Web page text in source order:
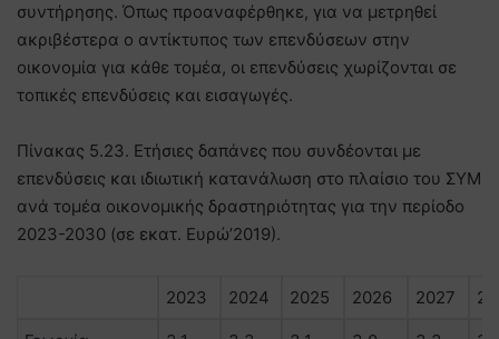
συντήρησης. Όπως προαναφέρθηκε, για να μετρηθεί
ακριβέστερα ο αντίκτυπος των επενδύσεων στην
οικονομία για κάθε τομέα, οι επενδύσεις χωρίζονται σε
τοπικές επενδύσεις και εισαγωγές.
Πίνακας 5.23. Ετήσιες δαπάνες που συνδέονται με
επενδύσεις και ιδιωτική κατανάλωση στο πλαίσιο του ΣΥΜ
ανά τομέα οικονομικής δραστηριότητας για την περίοδο
2023-2030 (σε εκατ. Ευρώ’2019).
2023 2024 2025 2026 2027